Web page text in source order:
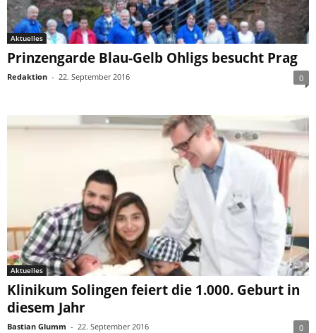
Aktuelles
Prinzengarde Blau-Gelb Ohligs besucht Prag
Redaktion - 22. September 2016 0
Aktuelles
Klinikum Solingen feiert die 1.000. Geburt in
diesem Jahr
Bastian Glumm - 22. September 2016 0